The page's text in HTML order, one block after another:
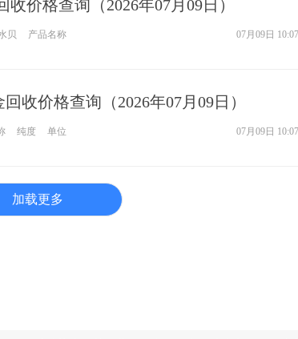
价格查询（2026年07月09日）
贝 产品名称 07月09日 10:07
收价格查询（2026年07月09日）
纯度 单位 07月09日 10:07
加载更多